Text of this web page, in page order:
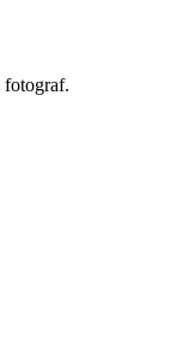
fotograf.